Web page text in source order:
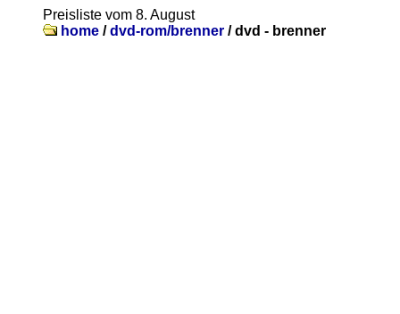
Preisliste vom 8. August
home /dvd-rom/brenner /dvd - brenner